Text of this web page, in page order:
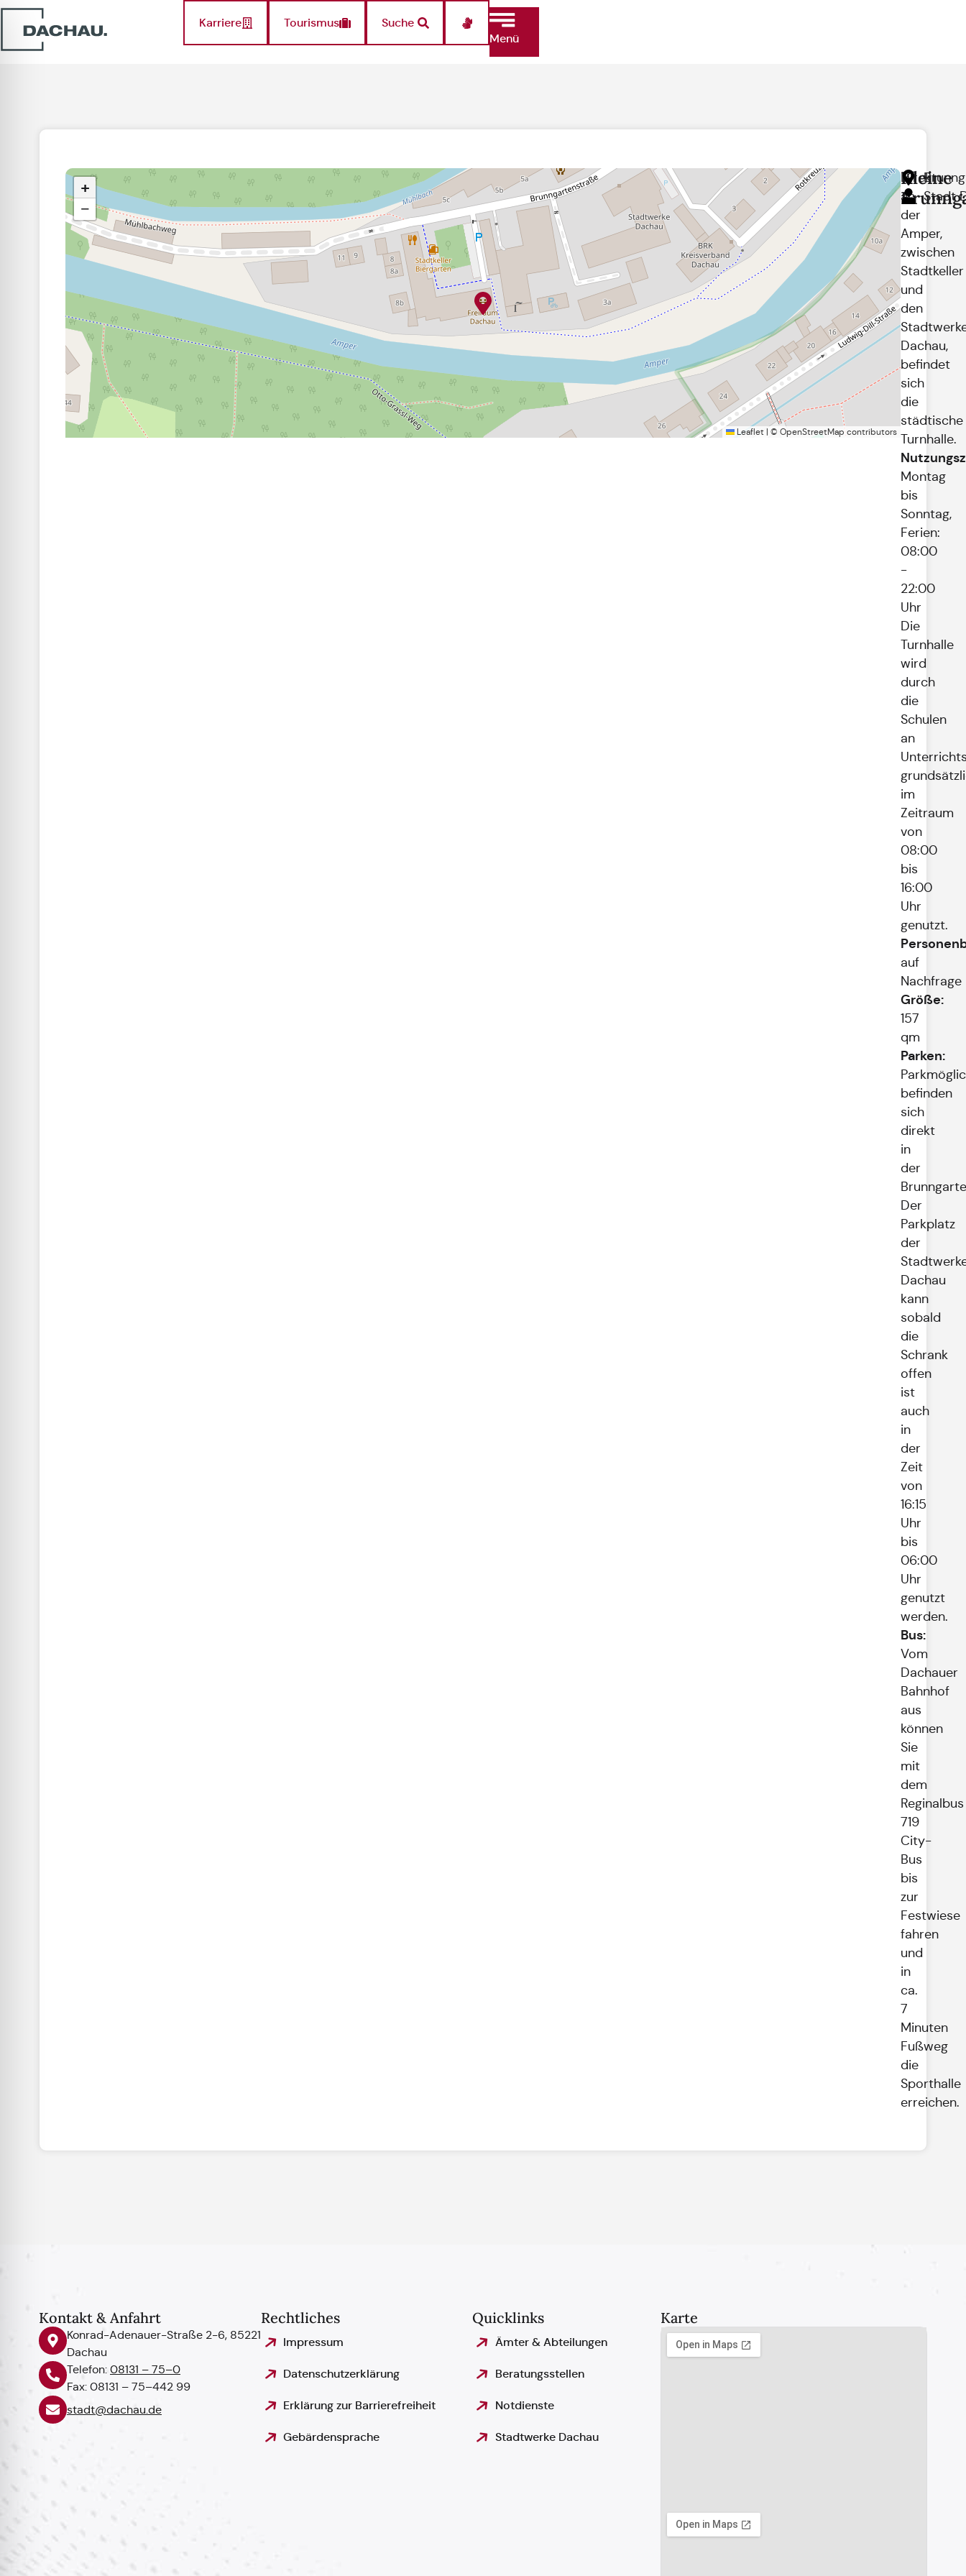
Karriere Tourismus
Suche
Menü
+
−
Leaflet | © OpenStreetMap contributors
Kleine
Direkt
an
der
Amper,
zwischen
Stadtkeller
und
den
Dachau,
befindet
sich
die
städtische
Turnhalle.
Montag
bis
Sonntag,
Ferien:
08:00
-
22:00
Uhr
Die
Turnhalle
wird
durch
die
Schulen
an
im
Zeitraum
von
08:00
bis
16:00
Uhr
genutzt.
auf
Nachfrage
Größe:
157
qm
Parken:
befinden
sich
direkt
in
der
Der
Parkplatz
der
Dachau
kann
sobald
die
Schrank
offen
ist
auch
in
der
Zeit
von
16:15
Uhr
bis
06:00
Uhr
genutzt
werden.
Bus:
Vom
Dachauer
Bahnhof
aus
können
Sie
mit
dem
Reginalbus
719
City-
Bus
bis
zur
Festwiese
fahren
und
in
ca.
7
Minuten
Fußweg
die
Sporthalle
erreichen.
Stadt
Kontakt & Anfahrt
Konrad-Adenauer-Straße 2-6, 85221
Dachau
Telefon: 08131 – 75–0
Fax: 08131 – 75–442 99
stadt@dachau.de
Rechtliches
Impressum
Datenschutzerklärung
Erklärung zur Barrierefreiheit
Gebärdensprache
Quicklinks
Ämter & Abteilungen
Beratungsstellen
Notdienste
Stadtwerke Dachau
Karte